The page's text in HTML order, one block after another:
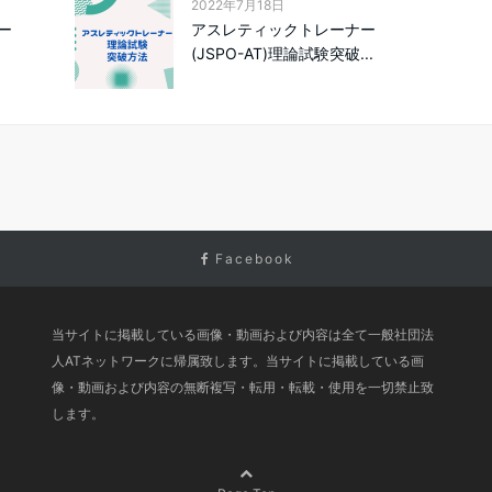
2022年7月18日
アスレティックトレーナー
(JSPO-AT)理論試験突破...
Facebook
当サイトに掲載している画像・動画および内容は全て一般社団法
人ATネットワークに帰属致します。当サイトに掲載している画
像・動画および内容の無断複写・転用・転載・使用を一切禁止致
します。